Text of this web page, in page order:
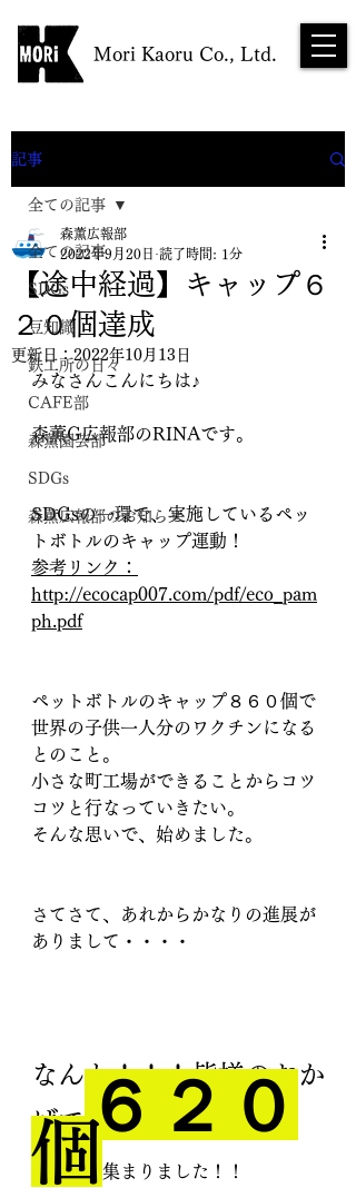
Mori Kaoru Co., Ltd.
NEWS
記事
全ての記事
SDGs
豆知識
鉄工所の日々
CAFE部
森薫園芸部
SDGs
森薫広報部のお知らせ
全ての記事
【途中経過】キャップ６
２０個達成
森薫広報部
2022年9月20日 読了時間: 1分
更新日：2022年10月13日
みなさんこんにちは♪
森薫G広報部のRINAです。
SDGsの一環で、実施しているペッ
トボトルのキャップ運動！
参考リンク：
http://ecocap007.com/pdf/eco_pam
ph.pdf
ペットボトルのキャップ８６０個で
世界の子供一人分のワクチンになる
とのこと。
小さな町工場ができることからコツ
コツと行なっていきたい。
そんな思いで、始めました。
さてさて、あれからかなりの進展が
ありまして・・・・
なんと！！！皆様のおか
げで６２０
個 集まりました！！